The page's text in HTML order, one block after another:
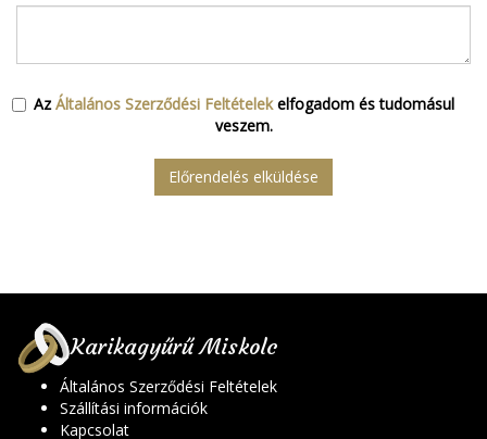
AzÁltalános Szerződési Feltételekelfogadom és tudomásul
veszem.
Előrendelés elküldése
Karikagyűrű Miskolc
Általános Szerződési Feltételek
Szállítási információk
Kapcsolat